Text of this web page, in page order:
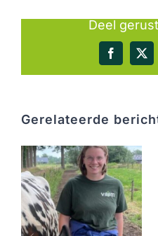
Deel
Facebook
X
Gerelateerde